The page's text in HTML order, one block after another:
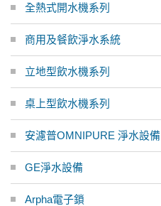
全熱式開水機系列
商用及餐飲淨水系統
立地型飲水機系列
桌上型飲水機系列
安濾普OMNIPURE 淨水設備
GE淨水設備
Arpha電子鎖